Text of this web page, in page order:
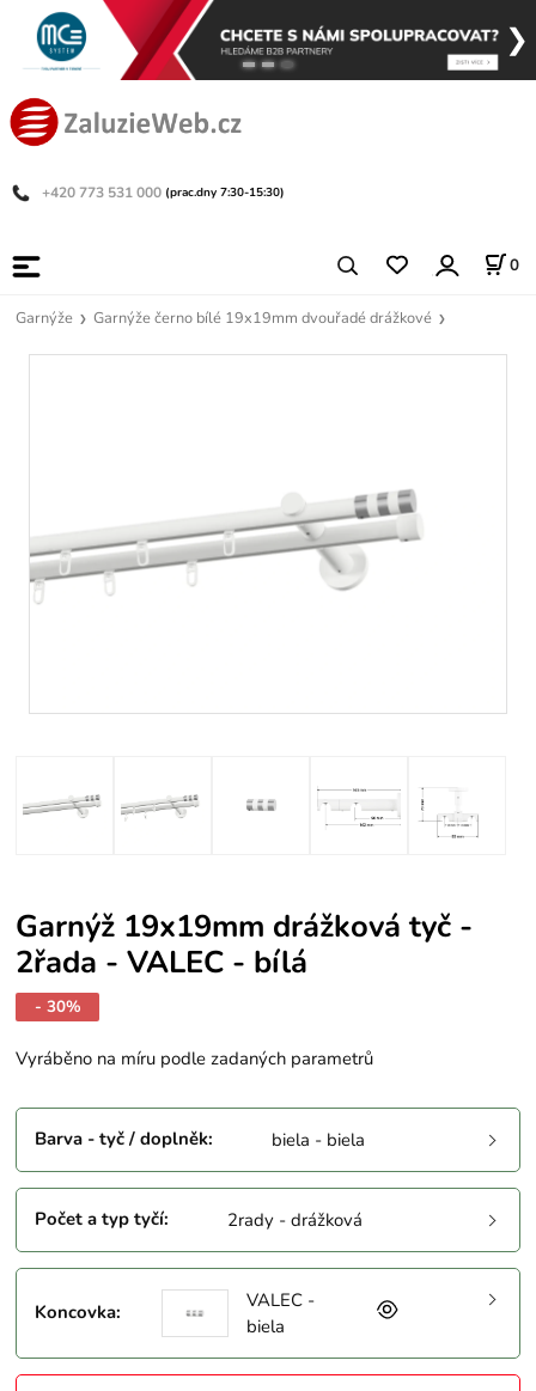
+420 773 531 000 (prac.dny 7:30-15:30)
0
Garnýže Garnýže černo bílé 19x19mm dvouřadé drážkové
Garnýž 19x19mm drážková tyč -
2řada - VALEC - bílá
- 30%
Vyráběno na míru podle zadaných parametrů
Barva - tyč / doplněk: biela - biela
Počet a typ tyčí: 2rady - drážková
Koncovka:
VALEC -
biela